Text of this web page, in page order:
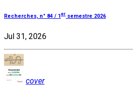
Recherches, n° 84 / 1 er semestre 2026
Jul 31, 2026
cover